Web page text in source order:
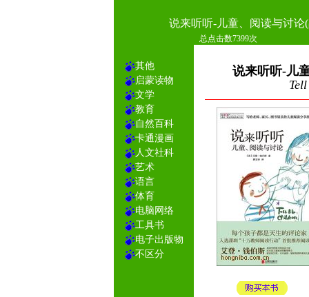
说来听听-儿童、阅读与讨论
总点击数7399次
其他
启蒙读物
文学
教育
自然百科
卡通漫画
人文社科
艺术
语言
体育
电脑网络
工具书
电子出版物
不区分
说来听听-儿